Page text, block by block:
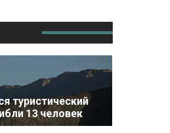
туристический
13 человек